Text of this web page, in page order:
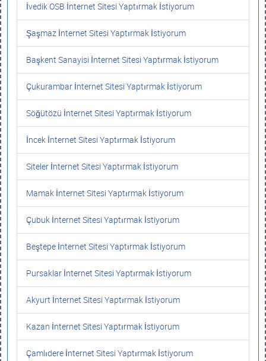
İvedik OSB İnternet Sitesi Yaptırmak İstiyorum
Şaşmaz İnternet Sitesi Yaptırmak İstiyorum
Başkent Sanayisi İnternet Sitesi Yaptırmak İstiyorum
Çukurambar İnternet Sitesi Yaptırmak İstiyorum
Söğütözü İnternet Sitesi Yaptırmak İstiyorum
İncek İnternet Sitesi Yaptırmak İstiyorum
Siteler İnternet Sitesi Yaptırmak İstiyorum
Mamak İnternet Sitesi Yaptırmak İstiyorum
Çubuk İnternet Sitesi Yaptırmak İstiyorum
Beştepe İnternet Sitesi Yaptırmak İstiyorum
Pursaklar İnternet Sitesi Yaptırmak İstiyorum
Akyurt İnternet Sitesi Yaptırmak İstiyorum
Kazan İnternet Sitesi Yaptırmak İstiyorum
Çamlıdere İnternet Sitesi Yaptırmak İstiyorum